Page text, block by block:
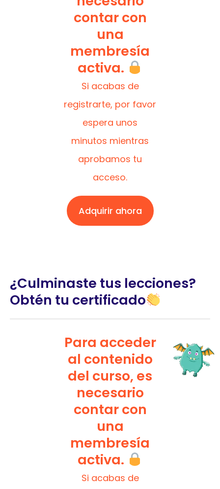
contar con
una
membresía
activa.
Si acabas de
registrarte, por favor
espera unos
minutos mientras
aprobamos tu
acceso.
Adquirir ahora
¿Culminaste tus lecciones?
Obtén tu certificado
Para acceder
al contenido
del curso, es
necesario
contar con
una
membresía
activa.
Si acabas de